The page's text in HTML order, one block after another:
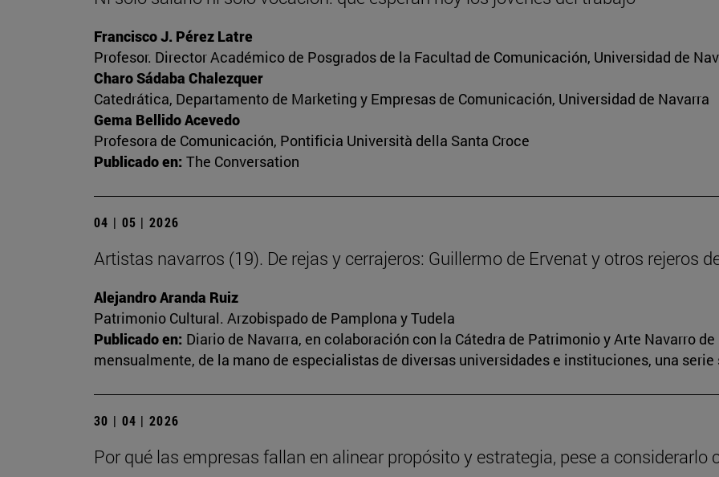
Francisco J. Pérez Latre
Profesor. Director Académico de Posgrados de la Facultad de Comunicación, Universidad de
Charo Sádaba Chalezquer
Catedrática, Departamento de Marketing y Empresas de Comunicación, Universidad de Navarra
Gema Bellido Acevedo
Profesora de Comunicación, Pontificia Università della Santa Croce
Publicado en: The Conversation
04 | 05 | 2026
Artistas navarros (19). De rejas y cerrajeros: Guillermo de Ervenat y otros rejeros
Alejandro Aranda Ruiz
Patrimonio Cultural. Arzobispado de Pamplona y Tudela
Publicado en: Diario de Navarra, en colaboración con la Cátedra de Patrimonio y Arte Navarro
mensualmente, de la mano de especialistas de diversas universidades e instituciones, una
30 | 04 | 2026
Por qué las empresas fallan en alinear propósito y estrategia, pese a considerarlo